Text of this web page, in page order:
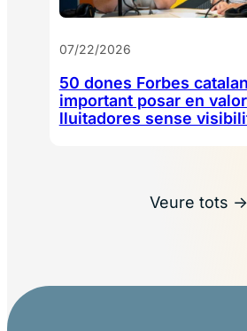
07/22/2026
50 dones Forbes
important posar en
lluitadores sense
Veure tots →